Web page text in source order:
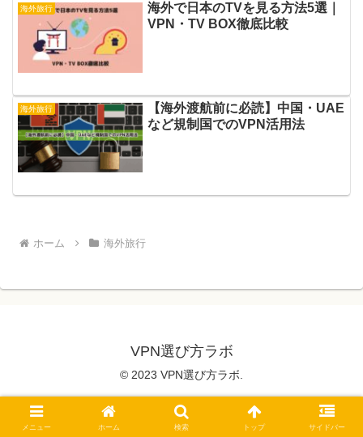
海外旅行
海外で日本のTVを見る方法5選｜
VPN・TV BOX徹底比較
海外旅行
【海外渡航前に必読】中国・UAE
など規制国でのVPN活用法
ホーム 海外旅行
VPN選び方ラボ
© 2023 VPN選び方ラボ.
メニュー ホーム 検索 トップ サイドバー